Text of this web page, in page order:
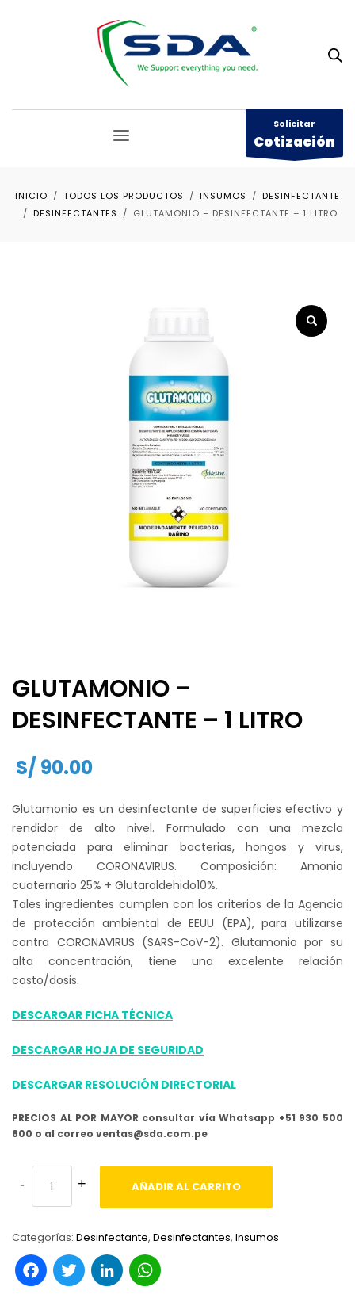
Solicitar
Cotización
INICIO TODOS LOS PRODUCTOS INSUMOS
DESINFECTANTE
DESINFECTANTES
GLUTAMONIO – DESINFECTANTE – 1 LITRO
GLUTAMONIO –
DESINFECTANTE – 1 LITRO
S/ 90.00
Glutamonio es un desinfectante de superficies efectivo y
rendidor de alto nivel. Formulado con una mezcla
potenciada para eliminar bacterias, hongos y virus,
incluyendo CORONAVIRUS. Composición: Amonio
cuaternario 25% + Glutaraldehido10%.
Tales ingredientes cumplen con los criterios de la Agencia
de protección ambiental de EEUU (EPA), para utilizarse
contra CORONAVIRUS (SARS-CoV-2). Glutamonio por su
alta concentración, tiene una excelente relación
costo/dosis.
DESCARGAR FICHA TÉCNICA
DESCARGAR HOJA DE SEGURIDAD
DESCARGAR RESOLUCIÓN DIRECTORIAL
PRECIOS AL POR MAYOR consultar vía Whatsapp +51 930 500
800 o al correo ventas@sda.com.pe
AÑADIR AL CARRITO
Categorías: Desinfectante, Desinfectantes, Insumos
Facebook
TwitterLinkedIn